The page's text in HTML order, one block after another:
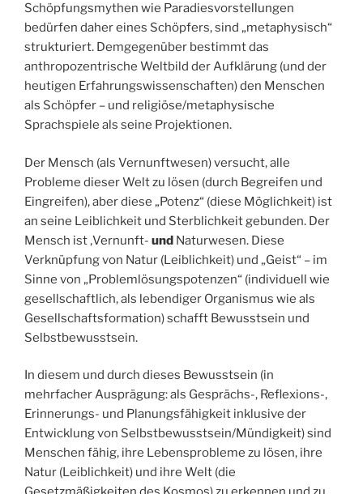
Schöpfungsmythen wie Paradiesvorstellungen
bedürfen daher eines Schöpfers, sind „metaphysisch“
strukturiert. Demgegenüber bestimmt das
anthropozentrische Weltbild der Aufklärung (und der
heutigen Erfahrungswissenschaften) den Menschen
als Schöpfer – und religiöse/metaphysische
Sprachspiele als seine Projektionen.
Der Mensch (als Vernunftwesen) versucht, alle
Probleme dieser Welt zu lösen (durch Begreifen und
Eingreifen), aber diese „Potenz“ (diese Möglichkeit) ist
an seine Leiblichkeit und Sterblichkeit gebunden. Der
Mensch ist ‚Vernunft- und Naturwesen. Diese
Verknüpfung von Natur (Leiblichkeit) und „Geist“ – im
Sinne von „Problemlösungspotenzen“ (individuell wie
gesellschaftlich, als lebendiger Organismus wie als
Gesellschaftsformation) schafft Bewusstsein und
Selbstbewusstsein.
In diesem und durch dieses Bewusstsein (in
mehrfacher Ausprägung: als Gesprächs-, Reflexions-,
Erinnerungs- und Planungsfähigkeit inklusive der
Entwicklung von Selbstbewusstsein/Mündigkeit) sind
Menschen fähig, ihre Lebensprobleme zu lösen, ihre
Natur (Leiblichkeit) und ihre Welt (die